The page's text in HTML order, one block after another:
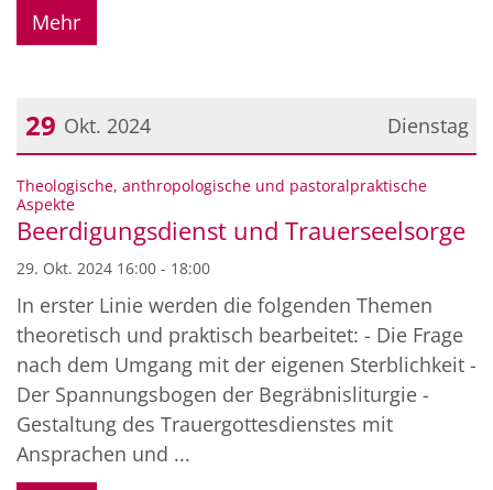
Mehr
Dienstag
29 Okt. 2024
Datum: 29. Oktober 2024
Theologische, anthropologische und pastoralpraktische
Aspekte:
Beerdigungsdienst und Trauerseelsorge
29. Okt. 2024 16:00 - 18:00
In erster Linie werden die folgenden Themen
theoretisch und praktisch bearbeitet: - Die Frage
nach dem Umgang mit der eigenen Sterblichkeit -
Der Spannungsbogen der Begräbnisliturgie -
Gestaltung des Trauergottesdienstes mit
Ansprachen und ...